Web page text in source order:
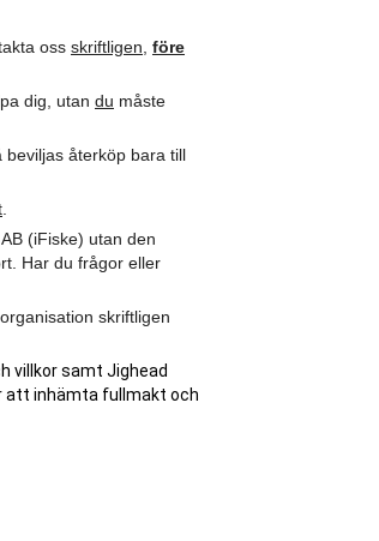
oss skriftligen, före
dig, utan du måste
återköp bara till
(iFiske) utan den
Har du frågor eller
skriftligen
villkor samt Jighead
att inhämta fullmakt och